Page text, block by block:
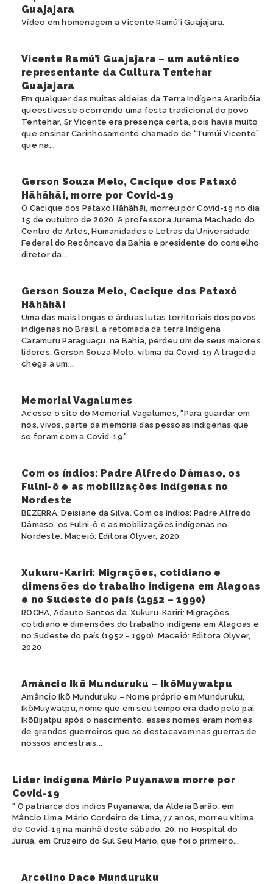
Guajajara
Vídeo em homenagem a Vicente Ramú'i Guajajara.
Vicente Ramú’i Guajajara – um autêntico
representante da Cultura Tentehar
Guajajara
Em qualquer das muitas aldeias da Terra Indígena Araribóia
queestivesse ocorrendo uma festa tradicional do povo
Tentehar, Sr Vicente era presença certa, pois havia muito
que ensinar Carinhosamente chamado de “Tumúi Vicente”
que na...
Gerson Souza Melo, Cacique dos Pataxó
Hãhãhãi, morre por Covid-19
O Cacique dos Pataxó Hãhãhãi, morreu por Covid-19 no dia
15 de outubro de 2020 A professora Jurema Machado do
Centro de Artes, Humanidades e Letras da Universidade
Federal do Recôncavo da Bahia e presidente do conselho
diretor da...
Gerson Souza Melo, Cacique dos Pataxó
Hãhãhãi
Uma das mais longas e árduas lutas territoriais dos povos
indígenas no Brasil, a retomada da terra Indígena
Caramuru Paraguaçu, na Bahia, perdeu um de seus maiores
líderes, Gerson Souza Melo, vítima da Covid-19 A tragédia
chega a um...
Memorial Vagalumes
Acesse o site do Memorial Vagalumes, "Para guardar em
nós, vivos, parte da memória das pessoas indígenas que
se foram com a Covid-19."
Com os índios: Padre Alfredo Dâmaso, os
Fulni-ô e as mobilizações indígenas no
Nordeste
BEZERRA, Deisiane da Silva. Com os índios: Padre Alfredo
Dâmaso, os Fulni-ô e as mobilizações indígenas no
Nordeste. Maceió: Editora Olyver, 2020
Xukuru-Kariri: Migrações, cotidiano e
dimensões do trabalho indígena em Alagoas
e no Sudeste do país (1952 – 1990)
ROCHA, Adauto Santos da. Xukuru-Kariri: Migrações,
cotidiano e dimensões do trabalho indígena em Alagoas e
no Sudeste do país (1952 - 1990). Maceió: Editora Olyver,
2020
Amâncio Ikõ Munduruku – IkõMuywatpu
Amâncio Ikõ Munduruku – Nome próprio em Munduruku,
IkõMuywatpu, nome que em seu tempo era dado pelo pai
IkõBijatpu após o nascimento, esses nomes eram nomes
de grandes guerreiros que se destacavam nas guerras de
nossos ancestrais...
Líder indígena Mário Puyanawa morre por
Covid-19
" O patriarca dos índios Puyanawa, da Aldeia Barão, em
Mâncio Lima, Mário Cordeiro de Lima, 77 anos, morreu vítima
de Covid-19 na manhã deste sábado, 20, no Hospital do
Juruá, em Cruzeiro do Sul Seu Mário, que foi o primeiro...
Arcelino Dace Munduruku